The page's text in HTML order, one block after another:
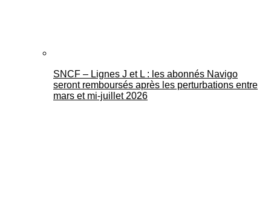
SNCF – Lignes J et L : les abonnés Navigo
seront remboursés après les perturbations entre
mars et mi-juillet 2026